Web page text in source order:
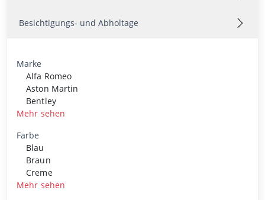
Besichtigungs- und Abholtage
Marke
Alfa Romeo
Aston Martin
Bentley
Mehr sehen
Farbe
Blau
Braun
Creme
Mehr sehen